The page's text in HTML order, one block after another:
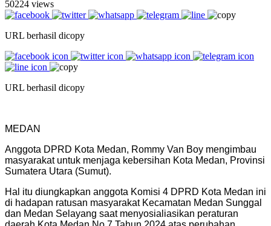
50224 views
URL berhasil dicopy
URL berhasil dicopy
MEDAN
Anggota DPRD Kota Medan, Rommy Van Boy mengimbau
masyarakat untuk menjaga kebersihan Kota Medan, Provinsi
Sumatera Utara (Sumut).
Hal itu diungkapkan anggota Komisi 4 DPRD Kota Medan ini
di hadapan ratusan masyarakat Kecamatan Medan Sunggal
dan Medan Selayang saat menyosialiasikan peraturan